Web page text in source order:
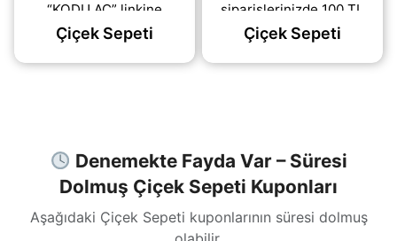
“KODU AÇ” linkine
tıklayarak kodu alıp
olarak kullanabilirsiniz.
Çiçek Sepeti
siparişlerinizde 100 TL
indirim fırsatını
şimdi “KODU AÇ” linkine
Çiçek Sepeti
Denemekte Fayda Var – Süresi
Dolmuş Çiçek Sepeti Kuponları
Aşağıdaki Çiçek Sepeti kuponlarının süresi dolmuş